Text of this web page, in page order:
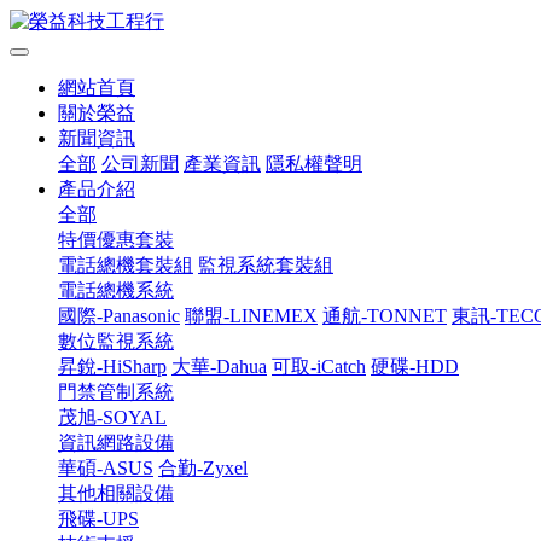
網站首頁
關於榮益
新聞資訊
全部 公司新聞 產業資訊 隱私權聲明
產品介紹
全部
特價優惠套裝
電話總機套裝組 監視系統套裝組
電話總機系統
國際-Panasonic 聯盟-LINEMEX 通航-TONNET 東訊-
數位監視系統
昇銳-HiSharp 大華-Dahua 可取-iCatch 硬碟-HDD
門禁管制系統
茂旭-SOYAL
資訊網路設備
華碩-ASUS 合勤-Zyxel
其他相關設備
飛碟-UPS